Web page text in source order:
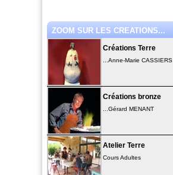
ZOOM SUR LES CREATIONS...
Créations Terre
...Anne-Marie CASSIERS
Créations bronze
...Gérard MENANT
Atelier Terre
Cours Adultes